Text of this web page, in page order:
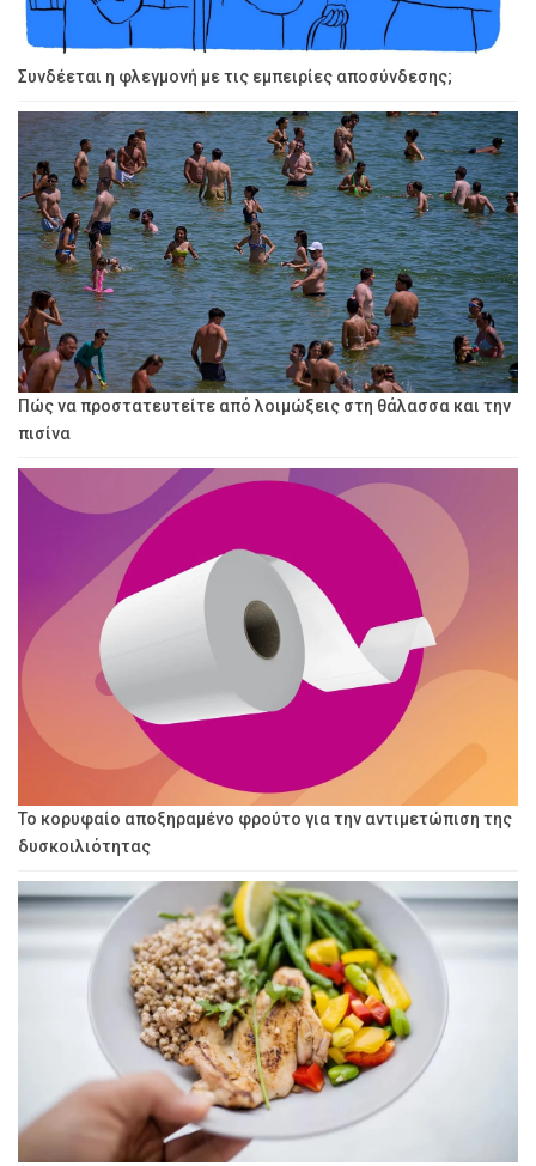
Συνδέεται η φλεγμονή με τις εμπειρίες αποσύνδεσης;
Πώς να προστατευτείτε από λοιμώξεις στη θάλασσα και την
πισίνα
Το κορυφαίο αποξηραμένο φρούτο για την αντιμετώπιση της
δυσκοιλιότητας